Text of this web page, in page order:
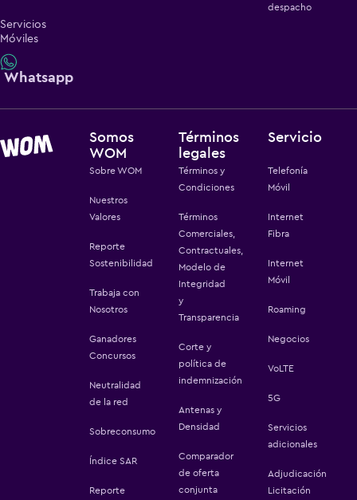
Servicios
Móviles
Whatsapp
despacho
Somos
WOM
Sobre WOM
Nuestros
Valores
Reporte
Sostenibilidad
Trabaja con
Nosotros
Ganadores
Concursos
Neutralidad
de la red
Sobreconsumo
Índice SAR
Reporte
Términos
legales
Términos y
Condiciones
Términos
Comerciales,
Contractuales,
Modelo de
Integridad
y
Transparencia
Corte y
política de
indemnización
Antenas y
Densidad
Comparador
de oferta
conjunta
Servicio
Telefonía
Móvil
Internet
Fibra
Internet
Móvil
Roaming
Negocios
VoLTE
5G
Servicios
adicionales
Adjudicación
Licitación